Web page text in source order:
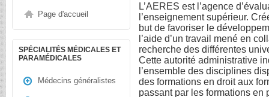
Page d'accueil
SPÉCIALITÉS MÉDICALES ET
PARAMÉDICALES
Médecins généralistes
L’AERES est l’agence
l’enseignement supérieur.
but de favoriser le
l’aide d’un travail mené en
recherche des différentes
Cette autorité administrative
l’ensemble des disciplines
des formations en droit aux
passant par les formations